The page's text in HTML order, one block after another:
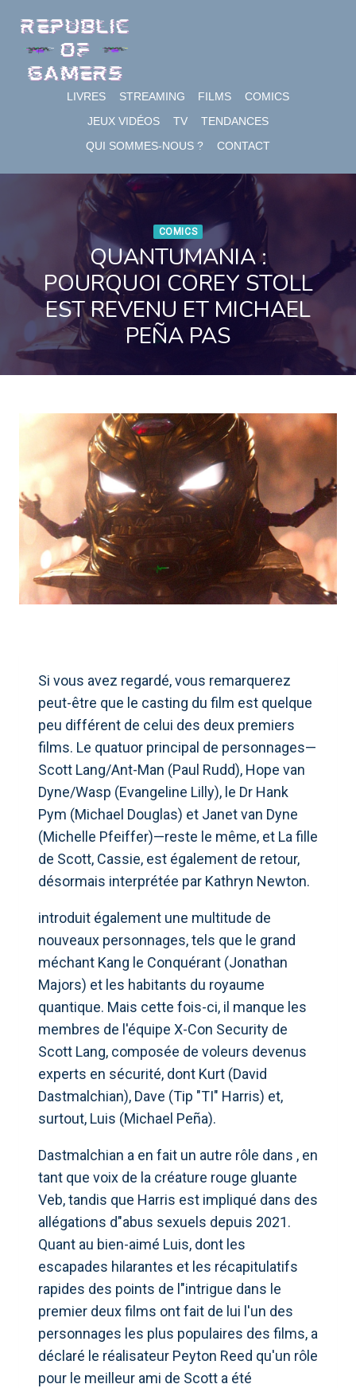
content
LIVRES STREAMING FILMS
COMICS
JEUX VIDÉOS
TV
TENDANCES
QUI SOMMES-NOUS ?
CONTACT
COMICS
QUANTUMANIA :
POURQUOI COREY STOLL
EST REVENU ET MICHAEL
PEÑA PAS
Si vous avez regardé, vous remarquerez
peut-être que le casting du film est quelque
peu différent de celui des deux premiers
films. Le quatuor principal de personnages—
Scott Lang/Ant-Man (Paul Rudd), Hope van
Dyne/Wasp (Evangeline Lilly), le Dr Hank
Pym (Michael Douglas) et Janet van Dyne
(Michelle Pfeiffer)—reste le même, et La fille
de Scott, Cassie, est également de retour,
désormais interprétée par Kathryn Newton.
introduit également une multitude de
nouveaux personnages, tels que le grand
méchant Kang le Conquérant (Jonathan
Majors) et les habitants du royaume
quantique. Mais cette fois-ci, il manque les
membres de l'équipe X-Con Security de
Scott Lang, composée de voleurs devenus
experts en sécurité, dont Kurt (David
Dastmalchian), Dave (Tip "TI" Harris) et,
surtout, Luis (Michael Peña).
Dastmalchian a en fait un autre rôle dans , en
tant que voix de la créature rouge gluante
Veb, tandis que Harris est impliqué dans des
allégations d"abus sexuels depuis 2021.
Quant au bien-aimé Luis, dont les
escapades hilarantes et les récapitulatifs
rapides des points de l"intrigue dans le
premier deux films ont fait de lui l'un des
personnages les plus populaires des films, a
déclaré le réalisateur Peyton Reed qu'un rôle
pour le meilleur ami de Scott a été